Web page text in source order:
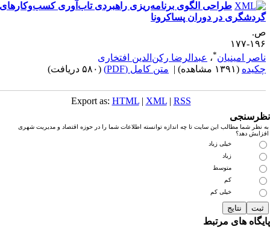
طراحی الگوی برنامه‌ریزی راهبردی تاب‌آوری کسب‌وکارهای
در دوران پساکرونا
۱۷۷
امینیان *،عبدالرضا رکن‌الدین افتخاری
(۱۳۹۱ مشاهده) | متن کامل (PDF) (۵۸۰ دریافت)
Export as:HTML |XML|RSS
نظر شما مطالب این سایت تا چه اندازه توانسته اطلاعات شما را در حوزه اقتصاد و مدیریت شهری
دهد؟
خیلی زیاد
زیاد
متوسط
خیلی کم
های مرتبط